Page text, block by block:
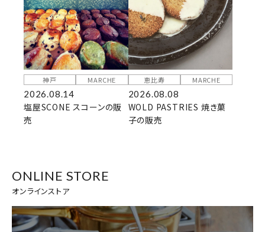
神戸 MARCHE
2026.08.14
塩屋SCONE スコーンの販
売
恵比寿 MARCHE
2026.08.08
WOLD PASTRIES 焼き菓
子の販売
ONLINE STORE
オンラインストア